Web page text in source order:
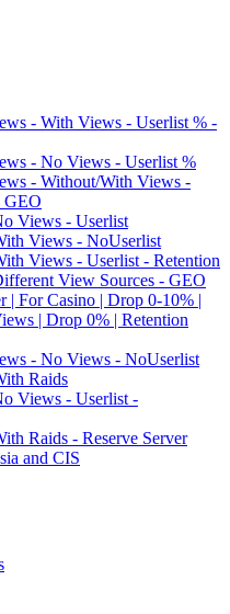
- With Views - Userlist % -
- No Views - Userlist %
- Without/With Views -
GEO
Views - Userlist
Views - NoUserlist
Views - Userlist - Retention
View Sources - GEO
| For Casino | Drop 0-10% |
| Drop 0% | Retention
- No Views - NoUserlist
Raids
Views - Userlist -
Raids - Reserve Server
and CIS